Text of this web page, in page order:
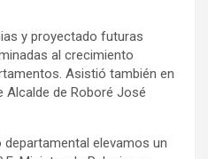
y proyectado futuras
al crecimiento
Asistió también en
Alcalde de Roboré José
elevamos un